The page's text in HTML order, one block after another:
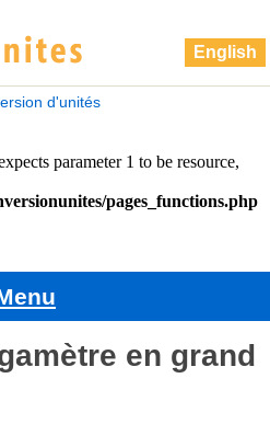
English
d'unités
en grand